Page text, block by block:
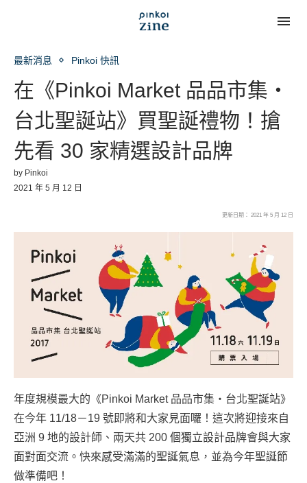
最新消息 Pinkoi 快訊
在《Pinkoi Market 品品市集・
台北聖誕站》買聖誕禮物！搶
先看 30 家精選設計品牌
by Pinkoi
2021 年 5 月 12 日
更新日期： 2021 年 5 月 12 日
年度規模最大的《Pinkoi Market 品品市集・台北聖誕站》
在今年 11/18－19 號即將和大家見面囉！這次將迎接來自
亞洲 9 地的設計師、兩天共 200 個獨立設計品牌會與大家
面對面交流。快來感受滿滿的聖誕氣息，並為今年聖誕節
做準備吧！